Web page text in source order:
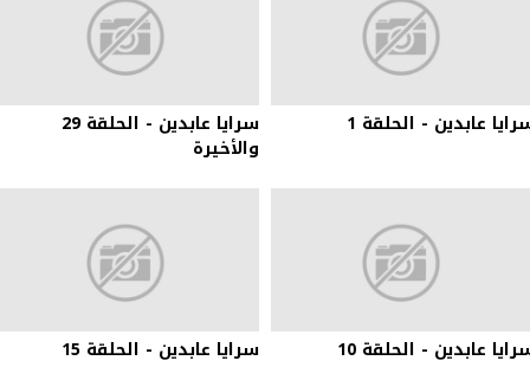
عابدين - الحلقة 1 سرايا عابدين - الحلقة 29
والأخيرة
عابدين - الحلقة 10 سرايا عابدين - الحلقة 15